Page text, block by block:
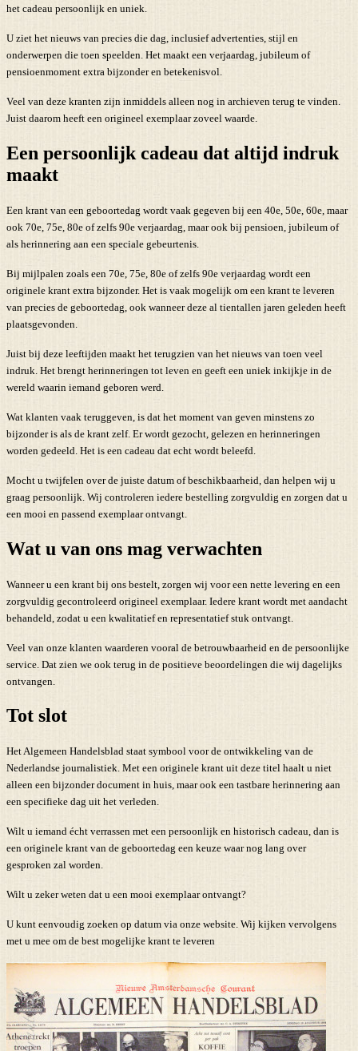
het cadeau persoonlijk en uniek.
U ziet het nieuws van precies die dag, inclusief advertenties, stijl en
onderwerpen die toen speelden. Het maakt een verjaardag, jubileum of
pensioenmoment extra bijzonder en betekenisvol.
Veel van deze kranten zijn inmiddels alleen nog in archieven terug te vinden.
Juist daarom heeft een origineel exemplaar zoveel waarde.
Een persoonlijk cadeau dat altijd indruk
maakt
Een krant van een geboortedag wordt vaak gegeven bij een 40e, 50e, 60e, maar
ook 70e, 75e, 80e of zelfs 90e verjaardag, maar ook bij pensioen, jubileum of
als herinnering aan een speciale gebeurtenis.
Bij mijlpalen zoals een 70e, 75e, 80e of zelfs 90e verjaardag wordt een
originele krant extra bijzonder. Het is vaak mogelijk om een krant te leveren
van precies de geboortedag, ook wanneer deze al tientallen jaren geleden heeft
plaatsgevonden.
Juist bij deze leeftijden maakt het terugzien van het nieuws van toen veel
indruk. Het brengt herinneringen tot leven en geeft een uniek inkijkje in de
wereld waarin iemand geboren werd.
Wat klanten vaak teruggeven, is dat het moment van geven minstens zo
bijzonder is als de krant zelf. Er wordt gezocht, gelezen en herinneringen
worden gedeeld. Het is een cadeau dat echt wordt beleefd.
Mocht u twijfelen over de juiste datum of beschikbaarheid, dan helpen wij u
graag persoonlijk. Wij controleren iedere bestelling zorgvuldig en zorgen dat u
een mooi en passend exemplaar ontvangt.
Wat u van ons mag verwachten
Wanneer u een krant bij ons bestelt, zorgen wij voor een nette levering en een
zorgvuldig gecontroleerd origineel exemplaar. Iedere krant wordt met aandacht
behandeld, zodat u een kwalitatief en representatief stuk ontvangt.
Veel van onze klanten waarderen vooral de betrouwbaarheid en de persoonlijke
service. Dat zien we ook terug in de positieve beoordelingen die wij dagelijks
ontvangen.
Tot slot
Het Algemeen Handelsblad staat symbool voor de ontwikkeling van de
Nederlandse journalistiek. Met een originele krant uit deze titel haalt u niet
alleen een bijzonder document in huis, maar ook een tastbare herinnering aan
een specifieke dag uit het verleden.
Wilt u iemand écht verrassen met een persoonlijk en historisch cadeau, dan is
een originele krant van de geboortedag een keuze waar nog lang over
gesproken zal worden.
Wilt u zeker weten dat u een mooi exemplaar ontvangt?
U kunt eenvoudig zoeken op datum via onze website. Wij kijken vervolgens
met u mee om de best mogelijke krant te leveren